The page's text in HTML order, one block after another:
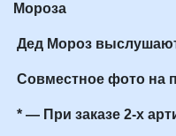
Мороза
Дед Мороз
Совместное фото на
* — При заказе 2-х